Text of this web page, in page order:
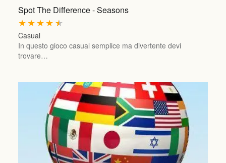
Spot The Difference - Seasons
★
★
★
★
★
Casual
In questo gioco casual semplice ma divertente devi
trovare…